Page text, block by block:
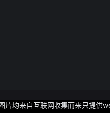
片均来自互联网收集而来只提供